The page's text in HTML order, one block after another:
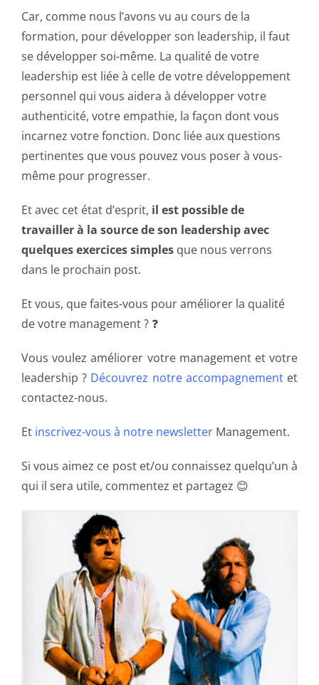
Car, comme nous l’avons vu au cours de la
formation, pour développer son leadership, il faut
se développer soi-même. La qualité de votre
leadership est liée à celle de votre développement
personnel qui vous aidera à développer votre
authenticité, votre empathie, la façon dont vous
incarnez votre fonction. Donc liée aux questions
pertinentes que vous pouvez vous poser à vous-
même pour progresser.
Et avec cet état d’esprit, il est possible de
travailler à la source de son leadership avec
quelques exercices simples que nous verrons
dans le prochain post.
Et vous, que faites-vous pour améliorer la qualité
de votre management ? ❓
Vous voulez améliorer votre management et votre
leadership ? Découvrez notre accompagnementet
contactez-nous.
Et inscrivez-vous à notre newsletter Management.
Si vous aimez ce post et/ou connaissez quelqu’un à
qui il sera utile, commentez et partagez 😊